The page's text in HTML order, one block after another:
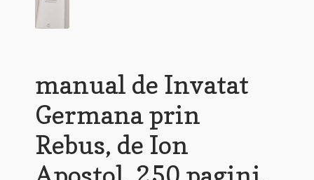
manual de Invatat
Germana prin
Rebus, de Ion